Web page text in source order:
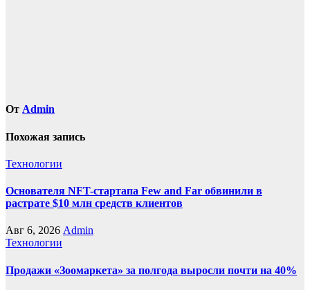
От Admin
Похожая запись
Технологии
Основателя NFT-стартапа Few and Far обвинили в
растрате $10 млн средств клиентов
Авг 6, 2026 Admin
Технологии
Продажи «Зоомаркета» за полгода выросли почти на 40%